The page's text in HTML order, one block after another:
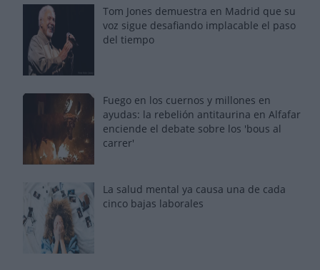
Tom Jones demuestra en Madrid que su
voz sigue desafiando implacable el paso
del tiempo
Fuego en los cuernos y millones en
ayudas: la rebelión antitaurina en Alfafar
enciende el debate sobre los 'bous al
carrer'
La salud mental ya causa una de cada
cinco bajas laborales